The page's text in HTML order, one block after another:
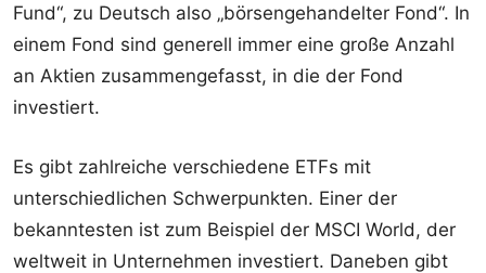
Fund“, zu Deutsch also „börsengehandelter Fond“. In
einem Fond sind generell immer eine große Anzahl
an Aktien zusammengefasst, in die der Fond
investiert.
Es gibt zahlreiche verschiedene ETFs mit
unterschiedlichen Schwerpunkten. Einer der
bekanntesten ist zum Beispiel der MSCI World, der
weltweit in Unternehmen investiert. Daneben gibt